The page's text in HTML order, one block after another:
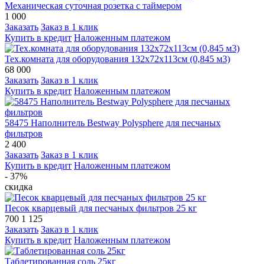
Механическая суточная розетка с таймером
1 000
Заказать Заказ в 1 клик
Купить в кредит Наложенным платежом
Тех.комната для оборудования 132х72х113см (0,845 м3)
68 000
Заказать Заказ в 1 клик
Купить в кредит Наложенным платежом
58475 Наполнитель Bestway Polysphere для песчаных
фильтров
2 400
Заказать Заказ в 1 клик
Купить в кредит Наложенным платежом
- 37%
скидка
Песок кварцевый для песчаных фильтров 25 кг
700 1 125
Заказать Заказ в 1 клик
Купить в кредит Наложенным платежом
Таблетированная соль 25кг